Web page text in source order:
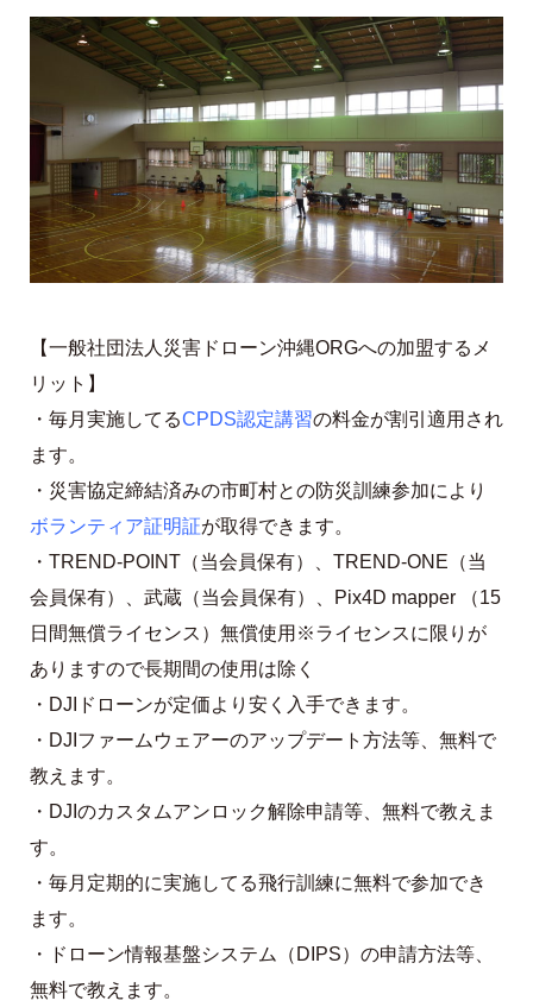
【一般社団法人災害ドローン沖縄ORGへの加盟するメ
リット】
・毎月実施してるCPDS認定講習の料金が割引適用され
ます。
・災害協定締結済みの市町村との防災訓練参加により
ボランティア証明証が取得できます。
・TREND-POINT（当会員保有）、TREND-ONE（当
会員保有）、武蔵（当会員保有）、Pix4D mapper （15
日間無償ライセンス）無償使用※ライセンスに限りが
ありますので長期間の使用は除く
・DJIドローンが定価より安く入手できます。
・DJIファームウェアーのアップデート方法等、無料で
教えます。
・DJIのカスタムアンロック解除申請等、無料で教えま
す。
・毎月定期的に実施してる飛行訓練に無料で参加でき
ます。
・ドローン情報基盤システム（DIPS）の申請方法等、
無料で教えます。